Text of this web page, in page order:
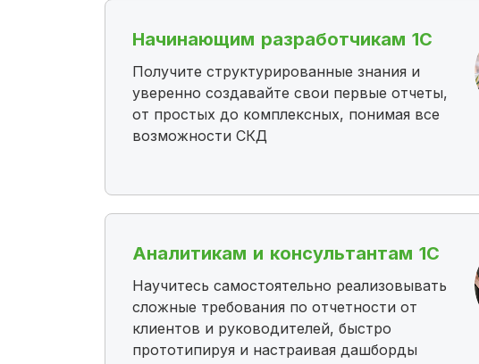
Начинающим разработчикам 1С
Получите структурированные знания и
уверенно создавайте свои первые отчеты,
от простых до комплексных, понимая все
возможности СКД
Аналитикам и консультантам 1С
Научитесь самостоятельно реализовывать
сложные требования по отчетности от
клиентов и руководителей, быстро
прототипируя и настраивая дашборды